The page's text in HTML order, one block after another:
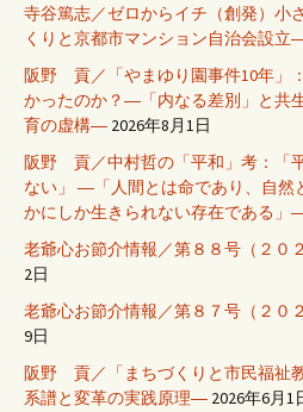
寺谷篤志／ゼロからイチ（創発）
くりと京都市マンション自治会設立
阪野 貢／「やまゆり園事件10年」
かったのか？―「内なる差別」と共
育の虚構― 2026年8月1日
阪野 貢／中村哲の「平和」考：「
ない」 ―「人間とは命であり、自然
かにしか生きられない存在である」
老爺心お節介情報／第８８号（２０
2日
老爺心お節介情報／第８７号（２０
9日
阪野 貢／「まちづくりと市民福祉
系譜と変革の実践原理― 2026年6月1